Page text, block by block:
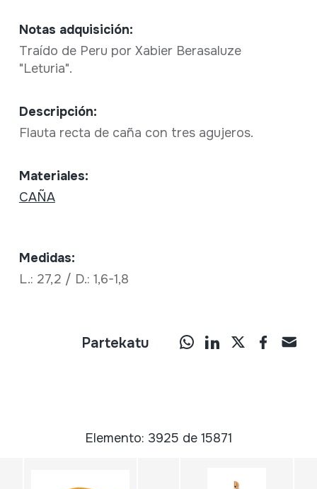
Notas adquisición:
Traído de Peru por Xabier Berasaluze
"Leturia".
Descripción:
Flauta recta de caña con tres agujeros.
Materiales:
CAÑA
Medidas:
L.: 27,2 / D.: 1,6-1,8
Partekatu
Elemento: 3925 de 15871